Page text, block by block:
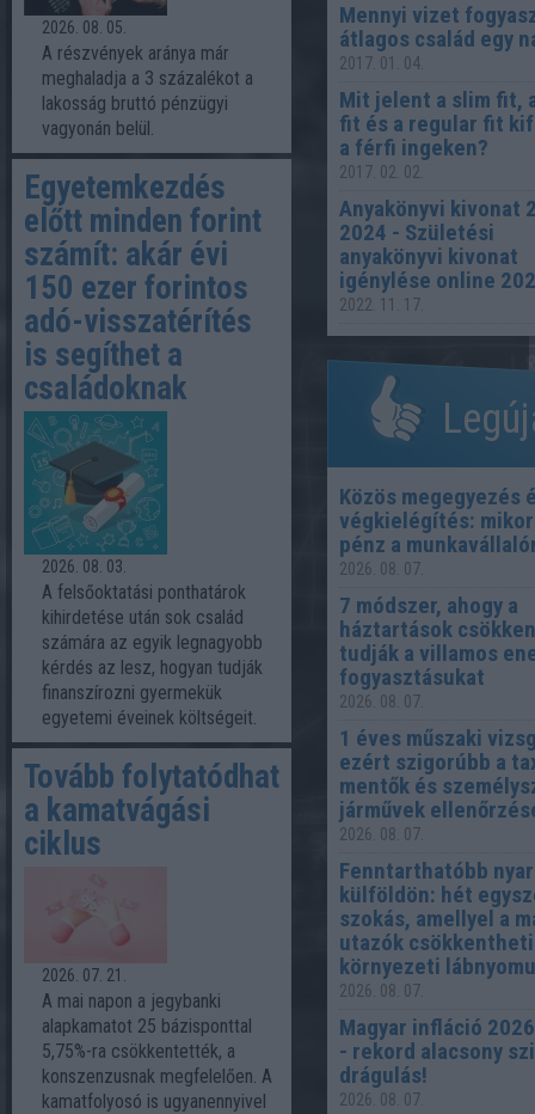
2026. 08. 05.
A részvények aránya már
meghaladja a 3 százalékot a
lakosság bruttó pénzügyi
vagyonán belül.
Egyetemkezdés
előtt minden forint
számít: akár évi
150 ezer forintos
adó-visszatérítés
is segíthet a
családoknak
2026. 08. 03.
A felsőoktatási ponthatárok
kihirdetése után sok család
számára az egyik legnagyobb
kérdés az lesz, hogyan tudják
finanszírozni gyermekük
egyetemi éveinek költségeit.
Tovább folytatódhat
a kamatvágási
ciklus
2026. 07. 21.
A mai napon a jegybanki
alapkamatot 25 bázisponttal
5,75%-ra csökkentették, a
konszenzusnak megfelelően. A
kamatfolyosó is ugyanennyivel
Mennyi vizet
átlagos család egy
2017. 01. 04.
Mit jelent a slim fit,
fit és a regular fit
a férfi ingeken?
2017. 02. 02.
Anyakönyvi kivonat
2024 - Születési
anyakönyvi kivonat
igénylése online
2022. 11. 17.
Közös megegyezés
végkielégítés:
pénz a
2026. 08. 07.
7 módszer, ahogy a
háztartások
tudják a villamos
fogyasztásukat
2026. 08. 07.
1 éves műszaki
ezért szigorúbb a
mentők és
járművek
2026. 08. 07.
Fenntarthatóbb
külföldön: hét
szokás, amellyel a
utazók
környezeti
2026. 08. 07.
Magyar infláció
- rekord alacsony
drágulás!
2026. 08. 07.